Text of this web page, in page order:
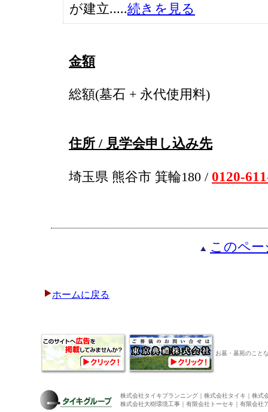
が建立.....続きを見る
金額
総額(墓石 + 永代使用料)
住所 / 見学会申し込み先
埼玉県 熊谷市 箕輪180 / 0120-
このペ
ホームに戻る
お墓・墓苑のこと
株式会社タイキプランニング｜株式会社タイキ｜株
株式会社大樹環境工事｜有限会社トーセキ｜有限会社